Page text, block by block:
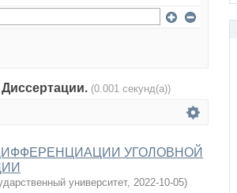
(0.001 секунд(а))
УГОЛОВНОЙ
университет, 2022-10-05)